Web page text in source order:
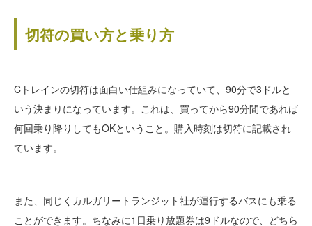
切符の買い方と乗り方
Cトレインの切符は面白い仕組みになっていて、90分で3ドルと
いう決まりになっています。これは、買ってから90分間であれば
何回乗り降りしてもOKということ。購入時刻は切符に記載され
ています。
また、同じくカルガリートランジット社が運行するバスにも乗る
ことができます。ちなみに1日乗り放題券は9ドルなので、どちら